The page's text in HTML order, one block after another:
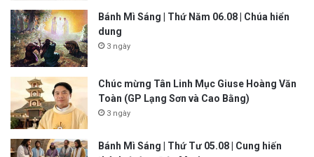
Bánh Mì Sáng | Thứ Năm 06.08 | Chúa hiển
dung
3 ngày
Chúc mừng Tân Linh Mục Giuse Hoàng Văn
Toàn (GP Lạng Sơn và Cao Bằng)
3 ngày
Bánh Mì Sáng | Thứ Tư 05.08 | Cung hiến